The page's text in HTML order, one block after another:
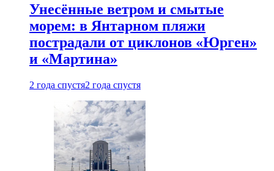
Унесённые ветром и смытые
морем: в Янтарном пляжи
пострадали от циклонов «Юрген»
и «Мартина»
2 года спустя2 года спустя